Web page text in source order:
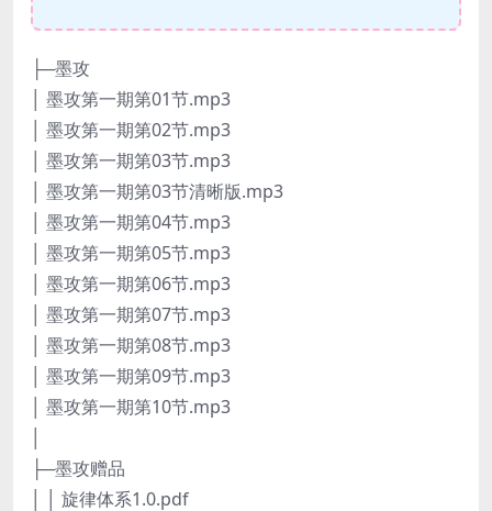
├─墨攻
│ 墨攻第一期第01节.mp3
│ 墨攻第一期第02节.mp3
│ 墨攻第一期第03节.mp3
│ 墨攻第一期第03节清晰版.mp3
│ 墨攻第一期第04节.mp3
│ 墨攻第一期第05节.mp3
│ 墨攻第一期第06节.mp3
│ 墨攻第一期第07节.mp3
│ 墨攻第一期第08节.mp3
│ 墨攻第一期第09节.mp3
│ 墨攻第一期第10节.mp3
├─墨攻赠品
│ │ 旋律体系1.0.pdf